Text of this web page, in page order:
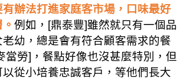
辦法打進家庭客市場，口味最好
例如， [鼎泰豐]雖然就只有一個品
幼，總是會有符合顧客需求的餐
當勞] ，餐點好像也沒甚麼特別，但
從小培養忠誠客戶，等他們長大